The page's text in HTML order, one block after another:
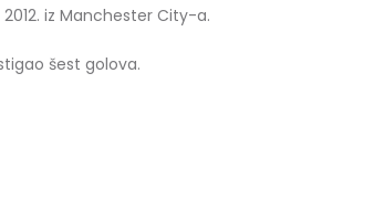
iz Manchester City-a.
šest golova.